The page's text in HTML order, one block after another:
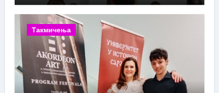
Такмичења